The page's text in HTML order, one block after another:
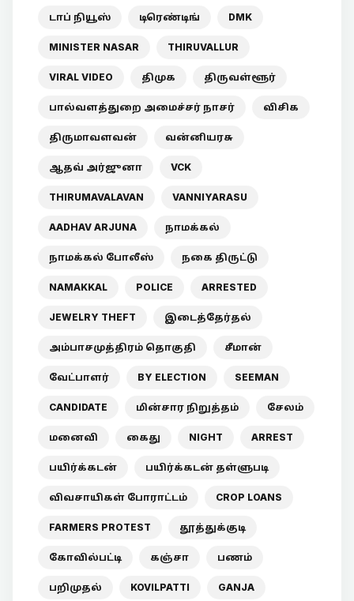
டாப் நியூஸ் டிரெண்டிங் DMK
MINISTER NASAR THIRUVALLUR
VIRAL VIDEO திமுக திருவள்ளூர்
பால்வளத்துறை அமைச்சர் நாசர் விசிக
திருமாவளவன் வன்னியரசு
ஆதவ் அர்ஜுனா VCK
THIRUMAVALAVAN VANNIYARASU
AADHAV ARJUNA நாமக்கல்
நாமக்கல் போலீஸ் நகை திருட்டு
NAMAKKAL POLICE ARRESTED
JEWELRY THEFT இடைத்தேர்தல்
அம்பாசமுத்திரம் தொகுதி சீமான்
வேட்பாளர் BY ELECTION SEEMAN
CANDIDATE மின்சார நிறுத்தம் சேலம்
மனைவி கைது NIGHT ARREST
பயிர்க்கடன் பயிர்க்கடன் தள்ளுபடி
விவசாயிகள் போராட்டம் CROP LOANS
FARMERS PROTEST தூத்துக்குடி
கோவில்பட்டி கஞ்சா பணம்
பறிமுதல் KOVILPATTI GANJA